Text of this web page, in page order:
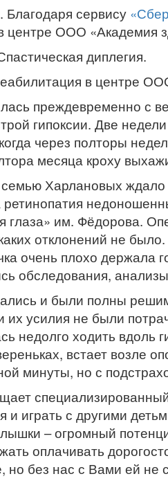
Благодаря сервису
центре ООО «Академия
диплегия.
в центре
преждевременно с
гипоксии. Две
через полторы
месяца кроху
Харлановых
глаза» им. Фёдорова.
отклонений не
очень плохо
обследования,
и были полны
их усилия не были
недолго ходить вдоль
встает возле
минуты, но с
и играть с другими
– огромный
оплачивать
но без нас с Вами ей не